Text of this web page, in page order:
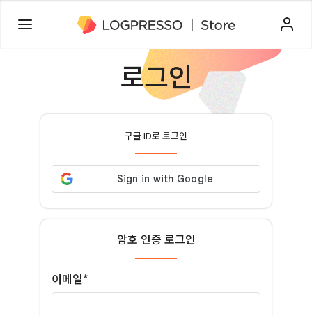
로그인
구글 ID로 로그인
암호 인증 로그인
이메일*